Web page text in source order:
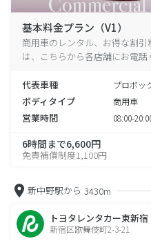
基本料金プラン（V1）
商用車のレンタル、お得な割
は、こちらから各店舗にお電話
代表車種 プロボッ
ボディタイプ 商用車
営業時間 08:00-
6時間まで6,600円
免責補償制度1,100円
新中野駅から 3430m
トヨタレンタカー東新宿
新宿区歌舞伎町2-3-21